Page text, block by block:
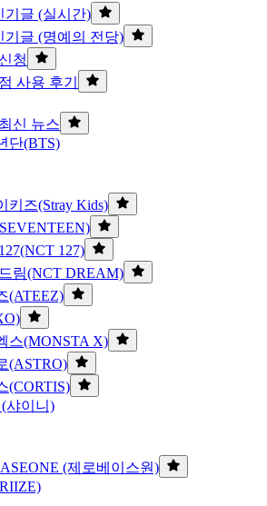
기글 (실시간)
기글 (명예의 전당)
청
사용 후기
신 뉴스
단(BTS)
키즈(Stray Kids)
127)
림(NCT DREAM)
(ATEEZ)
스(MONSTA X)
(ASTRO)
(CORTIS)
(샤이니)
(제로베이스원)